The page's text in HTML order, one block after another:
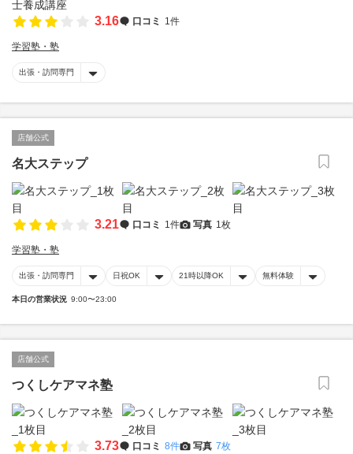
3.16 口コミ 1件
学習塾・塾
出張・訪問専門
店舗公式
名大ステップ
3.21 口コミ 1件 写真 1枚
学習塾・塾
出張・訪問専門 日祝OK 21時以降OK 無料体験
本日の営業状況 9:00〜23:00
店舗公式
つくしケアマネ塾
3.73 口コミ 8件 写真 7枚